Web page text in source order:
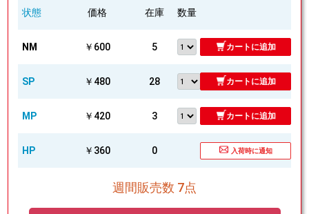
状態 価格 在庫 数量
NM ￥600 5 カートに追加
SP ￥480 28 カートに追加
MP ￥420 3 カートに追加
HP ￥360 0 入荷時に通知
週間販売数 7点